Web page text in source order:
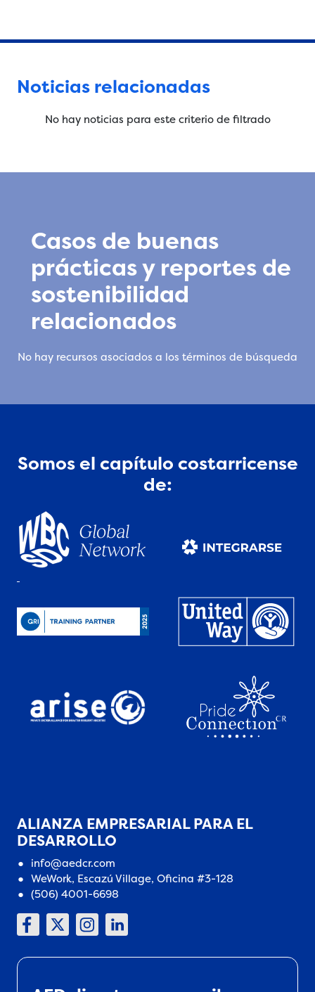
Noticias relacionadas
No hay noticias para este criterio de filtrado
Casos de buenas
prácticas y reportes de
sostenibilidad
relacionados
No hay recursos asociados a los términos de búsqueda
Somos el capítulo costarricense
de:
ALIANZA EMPRESARIAL PARA EL
DESARROLLO
info@aedcr.com
WeWork, Escazú Village, Oficina #3-128
(506) 4001-6698